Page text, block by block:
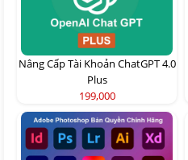
Nâng Cấp Tài Khoản ChatGPT 4.0
Plus
199,000